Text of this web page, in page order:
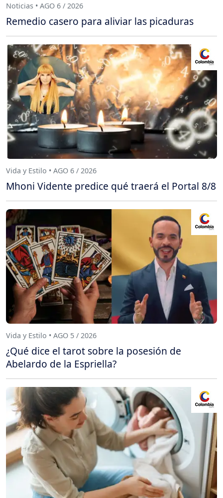
Noticias • AGO 6 / 2026
Remedio casero para aliviar las picaduras
Vida y Estilo • AGO 6 / 2026
Mhoni Vidente predice qué traerá el Portal 8/8
Vida y Estilo • AGO 5 / 2026
¿Qué dice el tarot sobre la posesión de
Abelardo de la Espriella?